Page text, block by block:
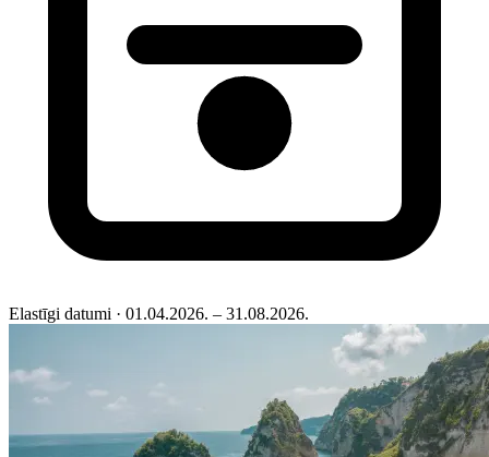
Elastīgi datumi · 01.04.2026. – 31.08.2026.